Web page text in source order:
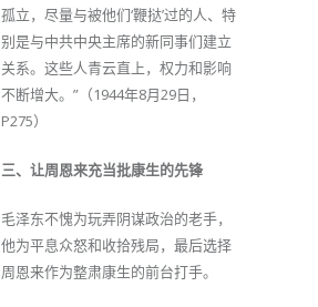
孤立，尽量与被他们‘鞭挞’过的人、特
别是与中共中央主席的新同事们建立
关系。这些人青云直上，权力和影响
不断增大。”（1944年8月29日，
P275）
三、让周恩来充当批康生的先锋
毛泽东不愧为玩弄阴谋政治的老手，
他为平息众怒和收拾残局，最后选择
周恩来作为整肃康生的前台打手。